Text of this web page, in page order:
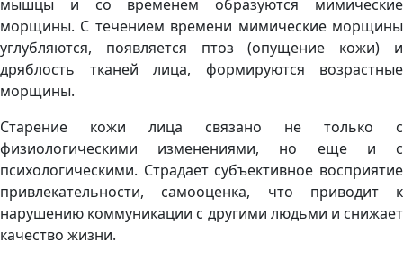
мышцы и со временем образуются мимические
морщины. С течением времени мимические морщины
углубляются, появляется птоз (опущение кожи) и
дряблость тканей лица, формируются возрастные
морщины.
Старение кожи лица связано не только с
физиологическими изменениями, но еще и с
психологическими. Страдает субъективное восприятие
привлекательности, самооценка, что приводит к
нарушению коммуникации с другими людьми и снижает
качество жизни.